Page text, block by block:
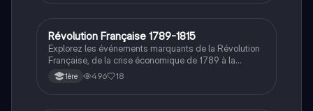
les figures emblématiques de cette période cruciale
de l'histoire de France.
Histoire
Révolution Française 1789-1815
Explorez les événements marquants de la Révolution
Française, de la crise économique de 1789 à la
proclamation de la République en 1792, et la montée
de Napoléon. Ce résumé couvre les principaux
1ère 496 18